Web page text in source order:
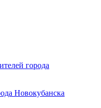
города
Новокубанска